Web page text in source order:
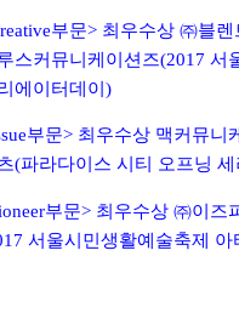
부문> 최우수상 ㈜블렌
스커뮤니케이션즈(2017 서
에이터데이 )
부문> 최우수상 맥커뮤니
(파라다이스 시티 오프닝 세
부문> 최우수상 ㈜이즈
서울시민생활예술축제 아